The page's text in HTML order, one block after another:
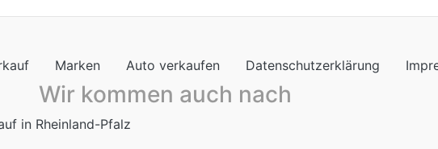
Marken Datenschutzerklärung
Wir kommen auch nach